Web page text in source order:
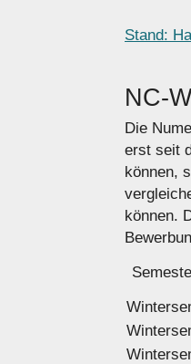
Stand:
NC-
Die
erst seit
können,
können.